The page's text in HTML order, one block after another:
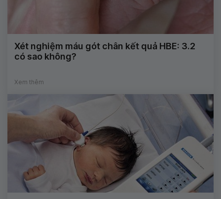
Xét nghiệm máu gót chân kết quả HBE: 3.2
có sao không?
Xem thêm